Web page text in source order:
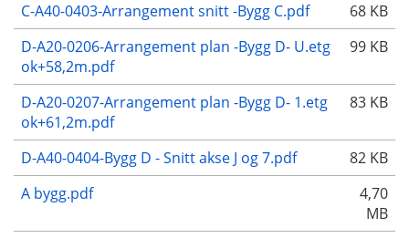
C-A40-0403-Arrangement snitt -Bygg C.pdf
68 KB
D-A20-0206-Arrangement plan -Bygg D- U.etg
ok+58,2m.pdf
99 KB
D-A20-0207-Arrangement plan -Bygg D- 1.etg
ok+61,2m.pdf
83 KB
D-A40-0404-Bygg D - Snitt akse J og 7.pdf
82 KB
A bygg.pdf
4,70
MB